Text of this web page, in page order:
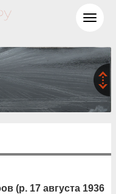
(р. 17 августа 1936